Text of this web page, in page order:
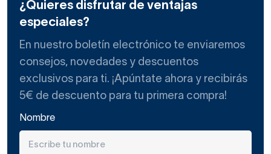
¿Quieres disfrutar de ventajas
especiales?
En nuestro boletín electrónico te enviaremos
consejos, novedades y descuentos
exclusivos para ti. ¡Apúntate ahora y recibirás
5€ de descuento para tu primera compra!
Nombre